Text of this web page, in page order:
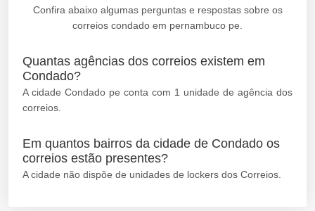
Confira abaixo algumas perguntas e respostas sobre os
correios condado em pernambuco pe.
Quantas agências dos correios existem em
Condado?
A cidade Condado pe conta com 1 unidade de agência dos
correios.
Em quantos bairros da cidade de Condado os
correios estão presentes?
A cidade não dispõe de unidades de lockers dos Correios.